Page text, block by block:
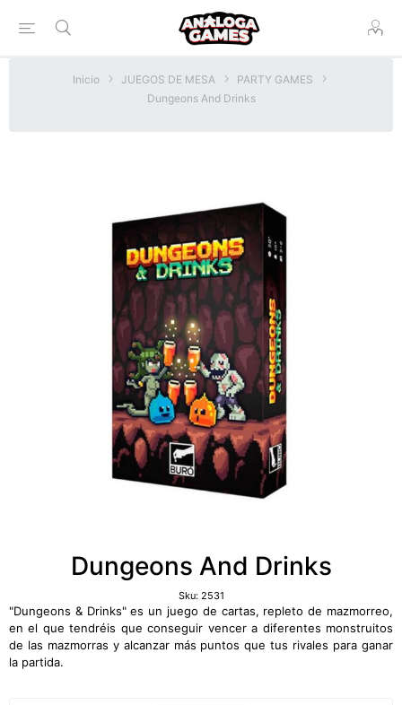
Inicio JUEGOS DE MESA
PARTY GAMES
Dungeons And Drinks
Dungeons And Drinks
Sku: 2531
"Dungeons & Drinks" es un juego de cartas, repleto de mazmorreo,
en el que tendréis que conseguir vencer a diferentes monstruitos
de las mazmorras y alcanzar más puntos que tus rivales para ganar
la partida.